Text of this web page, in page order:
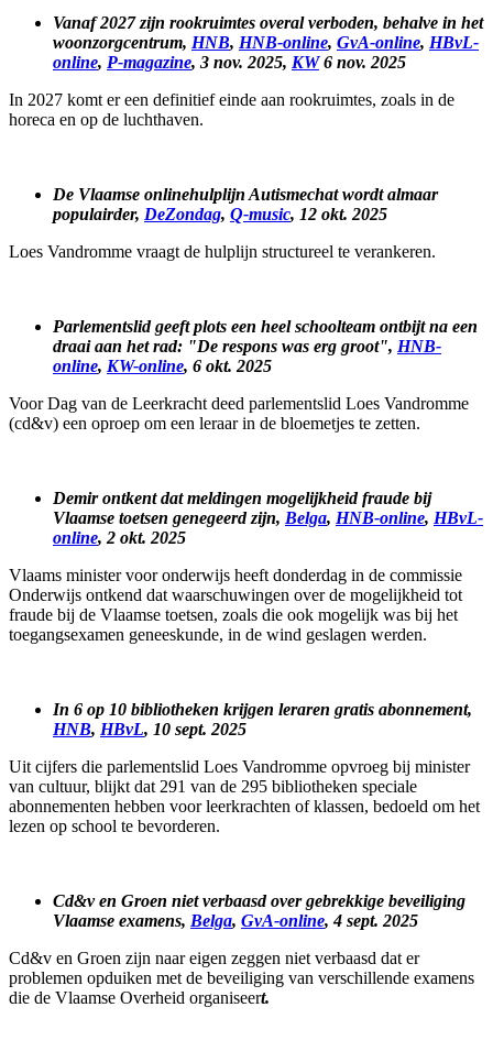
Vanaf 2027 zijn rookruimtes overal verboden, behalve in het
woonzorgcentrum, HNB, HNB-online, GvA-online, HBvL-
online, P-magazine, 3 nov. 2025, KW6 nov. 2025
In 2027 komt er een definitief einde aan rookruimtes, zoals in de
horeca en op de luchthaven.
De Vlaamse onlinehulplijn Autismechat wordt almaar
populairder, DeZondag, Q-music, 12 okt. 2025
Loes Vandromme vraagt de hulplijn structureel te verankeren.
Parlementslid geeft plots een heel schoolteam ontbijt na een
draai aan het rad: "De respons was erg groot", HNB-
online, KW-online, 6 okt. 2025
Voor Dag van de Leerkracht deed parlementslid Loes Vandromme
(cd&v) een oproep om een leraar in de bloemetjes te zetten.
Demir ontkent dat meldingen mogelijkheid fraude bij
Vlaamse toetsen genegeerd zijn, Belga, HNB-online, HBvL-
online, 2 okt. 2025
Vlaams minister voor onderwijs heeft donderdag in de commissie
Onderwijs ontkend dat waarschuwingen over de mogelijkheid tot
fraude bij de Vlaamse toetsen, zoals die ook mogelijk was bij het
toegangsexamen geneeskunde, in de wind geslagen werden.
In 6 op 10 bibliotheken krijgen leraren gratis abonnement,
HNB, HBvL, 10 sept. 2025
Uit cijfers die parlementslid Loes Vandromme opvroeg bij minister
van cultuur, blijkt dat 291 van de 295 bibliotheken speciale
abonnementen hebben voor leerkrachten of klassen, bedoeld om het
lezen op school te bevorderen.
Cd&v en Groen niet verbaasd over gebrekkige beveiliging
Vlaamse examens, Belga, GvA-online, 4 sept. 2025
Cd&v en Groen zijn naar eigen zeggen niet verbaasd dat er
problemen opduiken met de beveiliging van verschillende examens
die de Vlaamse Overheid organiseert.